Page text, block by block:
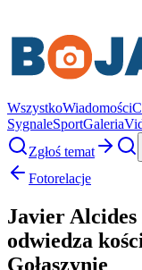
WszystkoWiadomości
SygnaleSportGaleria
Zgłoś temat
Fotorelacje
Javier Alcides
odwiedza
Gołaszynie